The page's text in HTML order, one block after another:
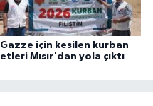
Gazze için kesilen kurban
etleri Mısır'dan yola çıktı